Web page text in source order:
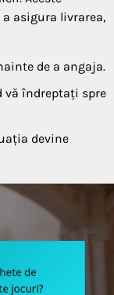
asigura livrarea,
de a angaja.
vă îndreptați spre
devine